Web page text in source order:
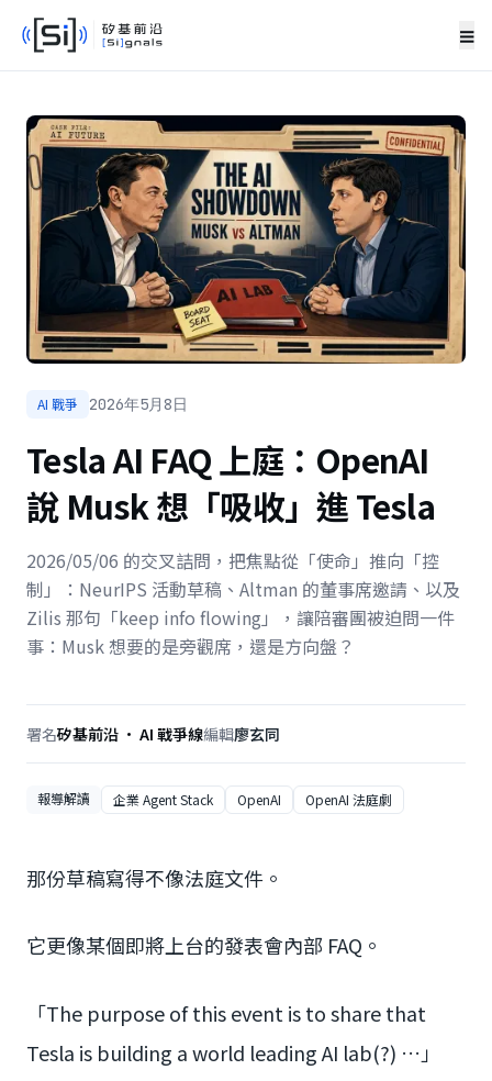
≡
AI 戰爭 2026年5月8日
Tesla AI FAQ 上庭：OpenAI
說 Musk 想「吸收」進 Tesla
2026/05/06 的交叉詰問，把焦點從「使命」推向「控
制」：NeurIPS 活動草稿、Altman 的董事席邀請、以及
Zilis 那句「keep info flowing」，讓陪審團被迫問一件
事：Musk 想要的是旁觀席，還是方向盤？
署名矽基前沿 · AI 戰爭線編輯廖玄同
報導解讀 企業 Agent Stack OpenAI OpenAI 法庭劇
那份草稿寫得不像法庭文件。
它更像某個即將上台的發表會內部 FAQ。
「The purpose of this event is to share that
Tesla is building a world leading AI lab(?) …」